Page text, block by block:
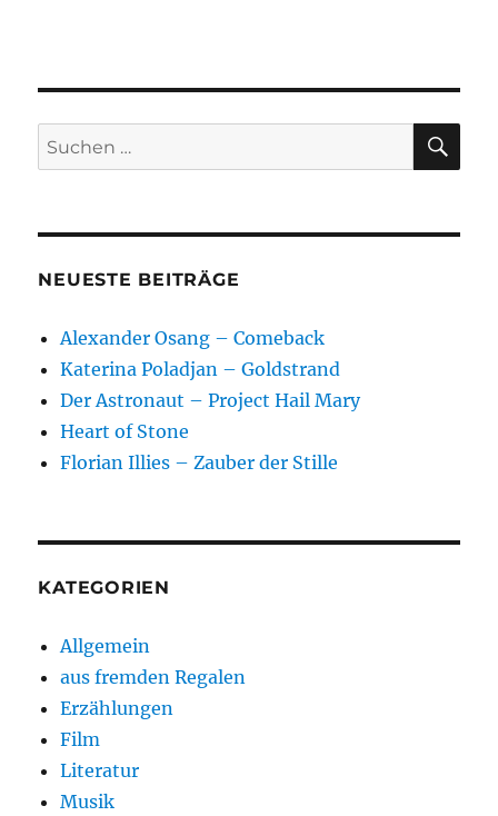
Suchen
nach:
NEUESTE BEITRÄGE
Alexander Osang – Comeback
Katerina Poladjan – Goldstrand
Der Astronaut – Project Hail Mary
Heart of Stone
Florian Illies – Zauber der Stille
KATEGORIEN
Allgemein
aus fremden Regalen
Erzählungen
Film
Literatur
Musik